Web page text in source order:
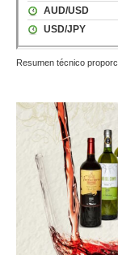
Resumen técnico